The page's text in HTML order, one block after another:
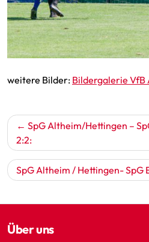
weitere Bilder: Bildergalerie VfB
Beitragsnavigation
SpG Altheim/Hettingen –
2:2:
SpG Altheim / Hettingen- SpG
Über uns